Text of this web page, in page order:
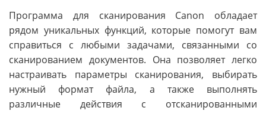
Программа для сканирования Canon обладает
рядом уникальных функций, которые помогут вам
справиться с любыми задачами, связанными со
сканированием документов. Она позволяет легко
настраивать параметры сканирования, выбирать
нужный формат файла, а также выполнять
различные действия с отсканированными